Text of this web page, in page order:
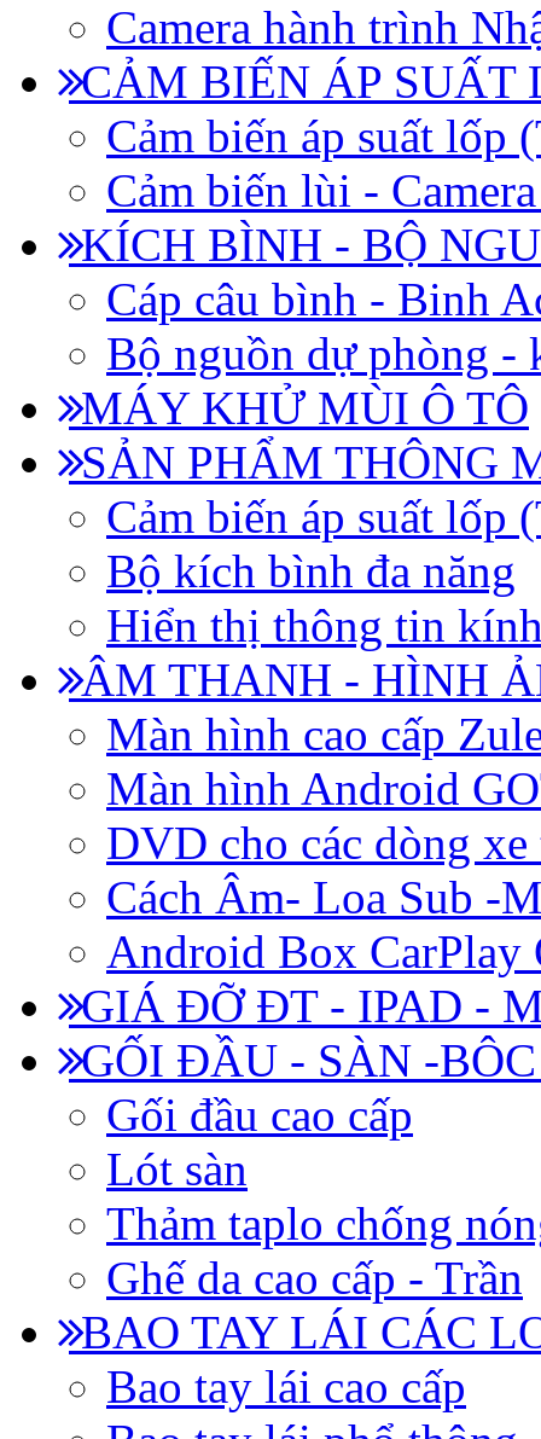
Camera hành trình
CẢM BIẾN ÁP SUẤT
Cảm biến áp suất lốp
Cảm biến lùi -
KÍCH BÌNH - BỘ
Cáp câu bình - Binh
Bộ nguồn dự phòng -
MÁY KHỬ MÙI Ô TÔ
SẢN PHẨM THÔNG
Cảm biến áp suất lốp
Bộ kích bình đa năng
Hiển thị thông tin
ÂM THANH - HÌNH
Màn hình cao cấp
Màn hình Android
DVD cho các dòng
Cách Âm- Loa Sub -
Android Box CarPlay
GIÁ ĐỠ ĐT - IPAD -
GỐI ĐẦU - SÀN -
Gối đầu cao cấp
Lót sàn
Thảm taplo chống
Ghế da cao cấp - Trần
BAO TAY LÁI CÁC
Bao tay lái cao cấp